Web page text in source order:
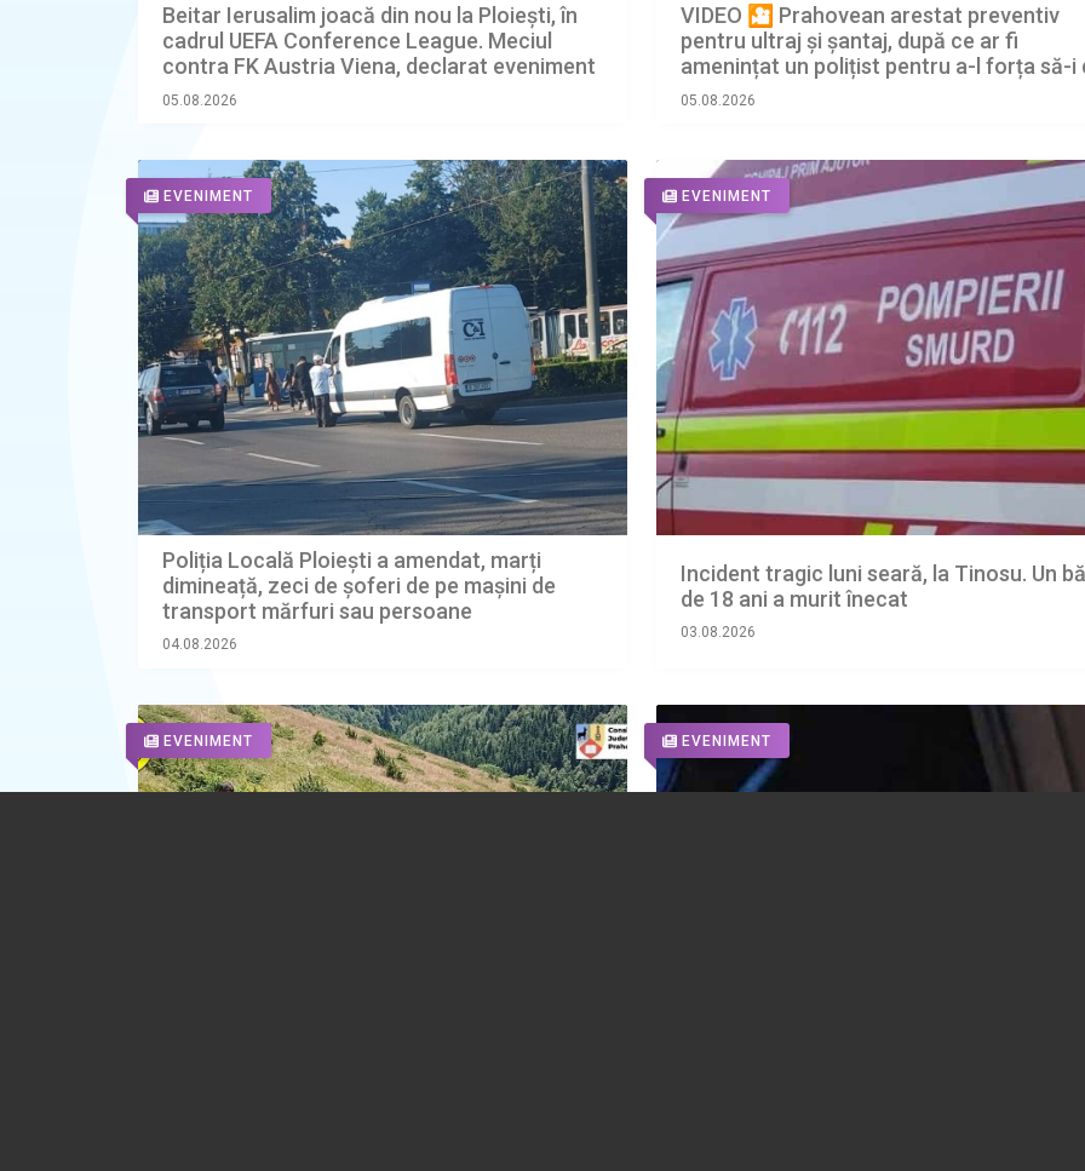
Beitar Ierusalim joacă din nou la Ploiești, în
cadrul UEFA Conference League. Meciul
contra FK Austria Viena, declarat eveniment
cu grad ridicat de risc
05.08.2026
VIDEO 🎦 Prahovean arestat preventiv
pentru ultraj și șantaj, după ce ar fi
amenințat un polițist pentru a-l forța să-i
bani de amendă
05.08.2026
EVENIMENT
Poliția Locală Ploiești a amendat, marți
dimineață, zeci de șoferi de pe mașini de
transport mărfuri sau persoane
04.08.2026
EVENIMENT
Incident tragic luni seară, la Tinosu. Un
de 18 ani a murit înecat
03.08.2026
EVENIMENT EVENIMENT